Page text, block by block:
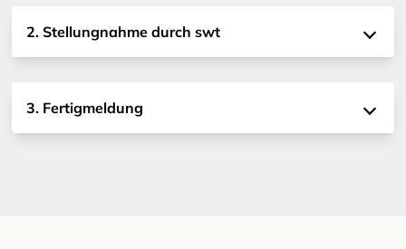
2. Stellungnahme durch swt
3. Fertigmeldung